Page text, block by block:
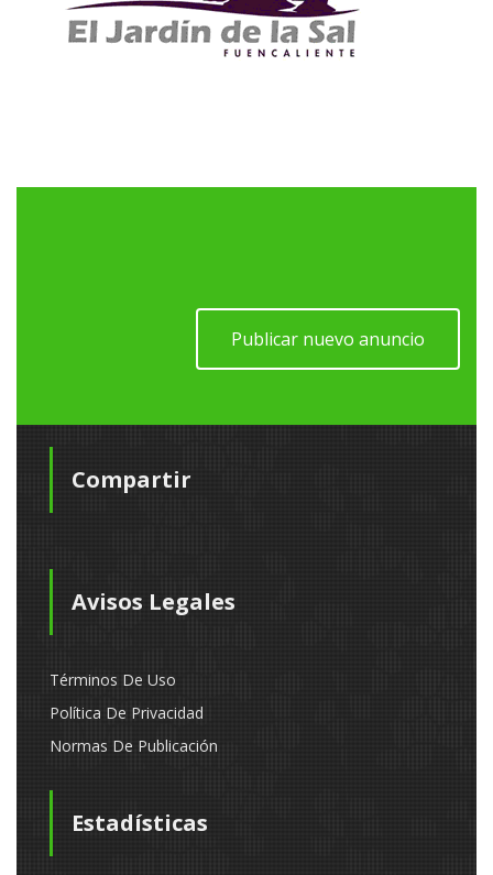
Publicar nuevo anuncio
Compartir
Avisos Legales
Términos De Uso
Política De Privacidad
Normas De Publicación
Estadísticas